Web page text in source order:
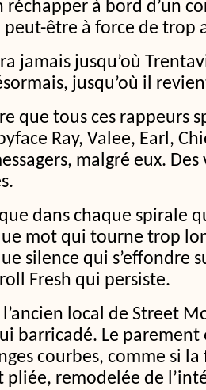
réchapper à bord d’un
être à force de trop
jamais jusqu’où
jusqu’où il
que tous ces rappeurs
Ray, Valee, Earl,
malgré eux.
dans chaque spirale
mot qui tourne trop
silence qui s’effondre
Fresh qui persiste.
local de Street
barricadé. Le
courbes, comme si
pliée, remodelée de